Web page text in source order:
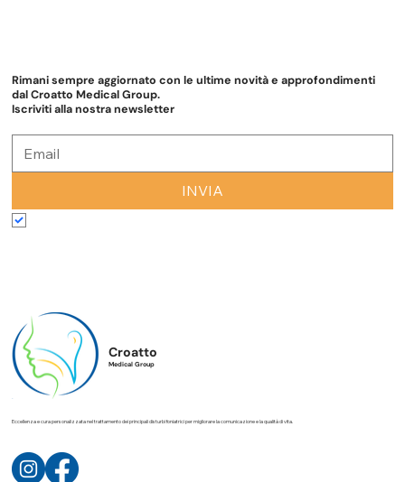
Rimani sempre aggiornato con le ultime novità e approfondimenti
dal Croatto Medical Group.
Iscriviti alla nostra newsletter
INVIA
Croatto
Medical Group
Eccellenza e cura personalizzata nel trattamento dei principali disturbi foniatrici per migliorare la comunicazione e la qualità di vita.